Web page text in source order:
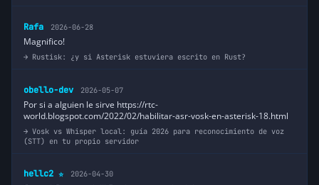
Rafa 2026-06-28
Magnifico!
Rustisk: ¿y si Asterisk estuviera escrito en Rust?
obello-dev 2026-05-07
Por si a alguien le sirve https://rtc-
world.blogspot.com/2022/02/habilitar-asr-vosk-en-asterisk-18.html
Vosk vs Whisper local: guía 2026 para reconocimiento de voz
(STT) en tu propio servidor
hellc2 ⭐ 2026-04-30